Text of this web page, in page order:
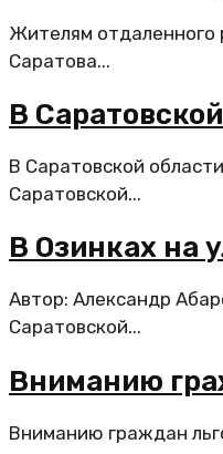
Жителям отдаленного
Саратова...
В
В Саратовской
Саратовской...
В Озинках на
Автор: Александр
Саратовской...
Вниманию
Вниманию граждан